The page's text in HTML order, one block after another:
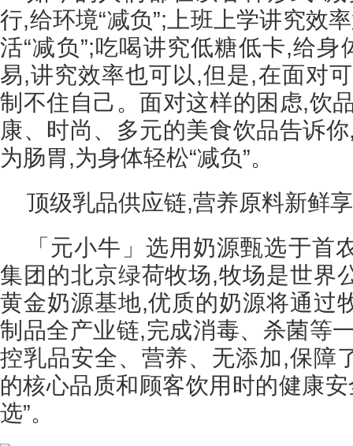
行,给环境“减负”;上班上学讲究效
活“减负”;吃喝讲究低糖低卡,给身
易,讲究效率也可以,但是,在面对
制不住自己。面对这样的困虑,饮
康、时尚、多元的美食饮品告诉
为肠胃,为身体轻松“减负”。
顶级乳品供应链,营养原料新鲜
「元小牛」选用奶源甄选于首
集团的北京绿荷牧场,牧场是世界
黄金奶源基地,优质的奶源将通过
制品全产业链,完成消毒、杀菌等
控乳品安全、营养、无添加,保障
的核心品质和顾客饮用时的健康
选”。